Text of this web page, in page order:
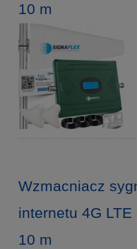
10 m
Wzmacniacz
internetu 4G
10 m